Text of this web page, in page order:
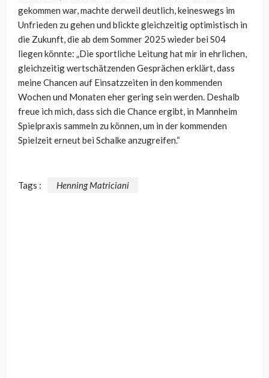
gekommen war, machte derweil deutlich, keineswegs im
Unfrieden zu gehen und blickte gleichzeitig optimistisch in
die Zukunft, die ab dem Sommer 2025 wieder bei S04
liegen könnte: „Die sportliche Leitung hat mir in ehrlichen,
gleichzeitig wertschätzenden Gesprächen erklärt, dass
meine Chancen auf Einsatzzeiten in den kommenden
Wochen und Monaten eher gering sein werden. Deshalb
freue ich mich, dass sich die Chance ergibt, in Mannheim
Spielpraxis sammeln zu können, um in der kommenden
Spielzeit erneut bei Schalke anzugreifen.“
Tags : Henning Matriciani